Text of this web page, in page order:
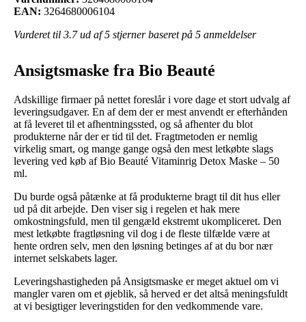
EAN: 3264680006104
Vurderet til 3.7ud af 5 stjerner baseret på 5 anmeldelser
Ansigtsmaske fra Bio Beauté
Adskillige firmaer på nettet foreslår i vore dage et stort udvalg af
leveringsudgaver. En af dem der er mest anvendt er efterhånden
at få leveret til et afhentningssted, og så afhenter du blot
produkterne når der er tid til det. Fragtmetoden er nemlig
virkelig smart, og mange gange også den mest letkøbte slags
levering ved køb af Bio Beauté Vitaminrig Detox Maske – 50
ml.
Du burde også påtænke at få produkterne bragt til dit hus eller
ud på dit arbejde. Den viser sig i regelen et hak mere
omkostningsfuld, men til gengæld ekstremt ukompliceret. Den
mest letkøbte fragtløsning vil dog i de fleste tilfælde være at
hente ordren selv, men den løsning betinges af at du bor nær
internet selskabets lager.
Leveringshastigheden på Ansigtsmaske er meget aktuel om vi
mangler varen om et øjeblik, så herved er det altså meningsfuldt
at vi besigtiger leveringstiden for den vedkommende vare.